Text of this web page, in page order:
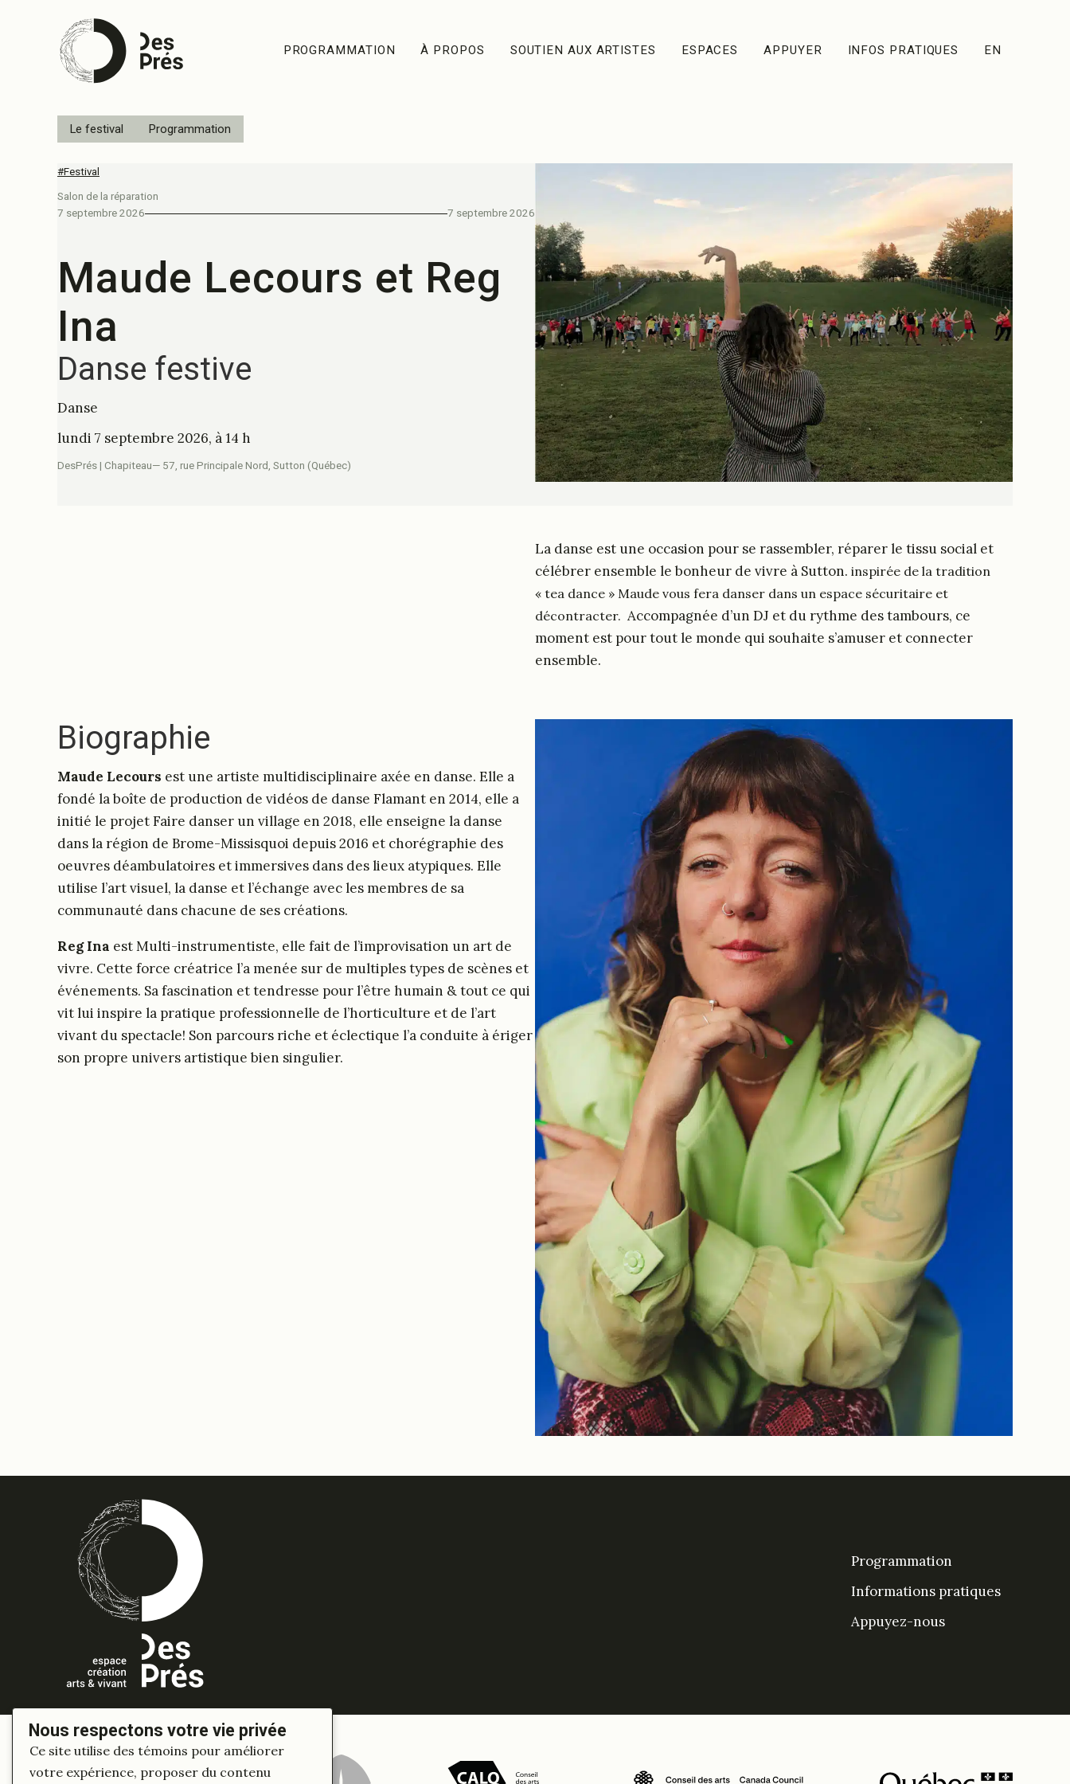
PROGRAMMATION À PROPOS SOUTIEN AUX ARTISTES ESPACES APPUYER INFOS PRATIQUES EN
Le festival Programmation
#Festival
Salon de la réparation
7 septembre 2026
7 septembre 2026
Maude Lecours et Reg
Ina
Danse festive
Danse
lundi 7 septembre 2026, à 14 h
DesPrés | Chapiteau— 57, rue Principale Nord, Sutton (Québec)
La danse est une occasion pour se rassembler, réparer le tissu social et
célébrer ensemble le bonheur de vivre à Sutton. inspirée de la tradition
« tea dance » Maude vous fera danser dans un espace sécuritaire et
décontracter. Accompagnée d’un DJ et du rythme des tambours, ce
moment est pour tout le monde qui souhaite s’amuser et connecter
ensemble.
Biographie
Maude Lecours est une artiste multidisciplinaire axée en danse. Elle a
fondé la boîte de production de vidéos de danse Flamant en 2014, elle a
initié le projet Faire danser un village en 2018, elle enseigne la danse
dans la région de Brome-Missisquoi depuis 2016 et chorégraphie des
oeuvres déambulatoires et immersives dans des lieux atypiques. Elle
utilise l’art visuel, la danse et l’échange avec les membres de sa
communauté dans chacune de ses créations.
Reg Ina est Multi-instrumentiste, elle fait de l’improvisation un art de
vivre. Cette force créatrice l’a menée sur de multiples types de scènes et
événements. Sa fascination et tendresse pour l’être humain & tout ce qui
vit lui inspire la pratique professionnelle de l’horticulture et de l’art
vivant du spectacle! Son parcours riche et éclectique l’a conduite à ériger
son propre univers artistique bien singulier.
Programmation
Informations pratiques
Appuyez-nous
Nous respectons votre vie privée
Ce site utilise des témoins pour améliorer
votre expérience, proposer du contenu